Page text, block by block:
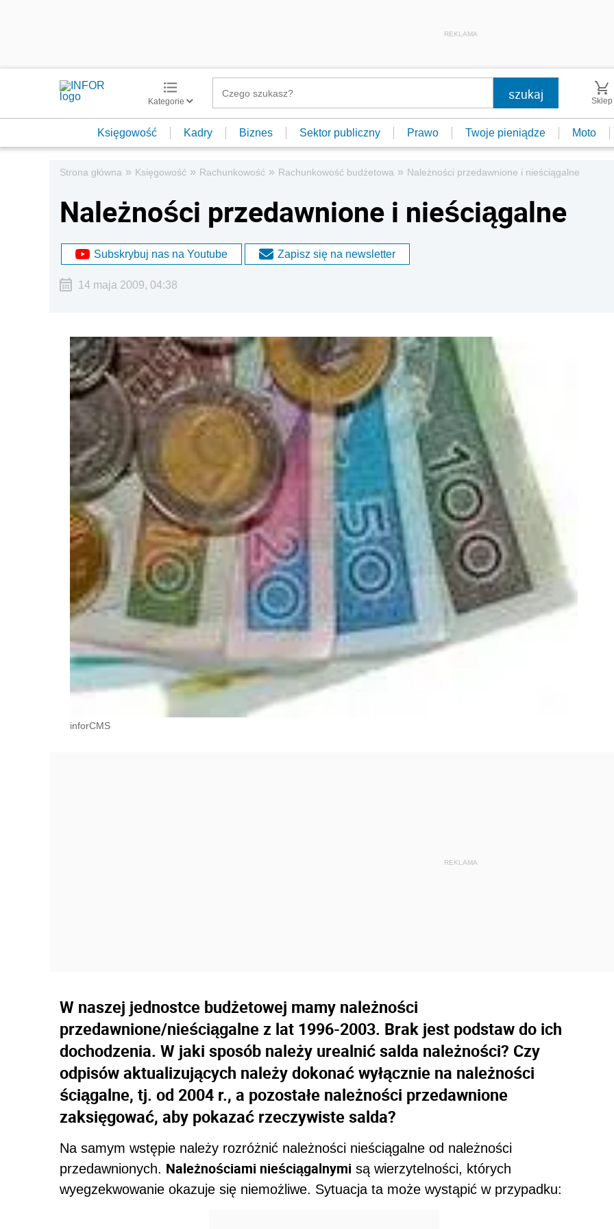
REKLAMA
Kategorie Sklep
Księgowość Kadry Biznes Sektor publiczny Prawo Twoje pieniądze Moto
Strona główna » Księgowość » Rachunkowość » Rachunkowość budżetowa » Należności przedawnione i nieściągalne
Należności przedawnione i nieściągalne
Subskrybuj nas na Youtube Zapisz się na newsletter
14 maja 2009, 04:38
inforCMS
W naszej jednostce budżetowej mamy należności
przedawnione/nieściągalne z lat 1996-2003. Brak jest podstaw do ich
dochodzenia. W jaki sposób należy urealnić salda należności? Czy
odpisów aktualizujących należy dokonać wyłącznie na należności
ściągalne, tj. od 2004 r., a pozostałe należności przedawnione
zaksięgować, aby pokazać rzeczywiste salda?
Na samym wstępie należy rozróżnić należności nieściągalne od należności
przedawnionych. Należnościami nieściągalnymi są wierzytelności, których
wyegzekwowanie okazuje się niemożliwe. Sytuacja ta może wystąpić w przypadku: